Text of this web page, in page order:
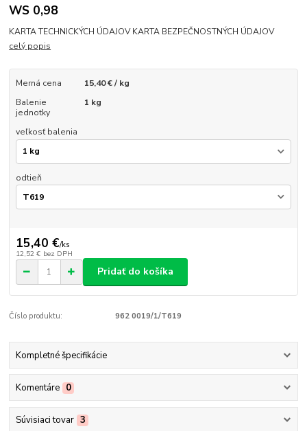
WS 0,98
KARTA TECHNICKÝCH ÚDAJOV KARTA BEZPEČNOSTNÝCH ÚDAJOV
celý popis
Merná cena
15,40 € / kg
Balenie
jednotky
1 kg
veľkosť balenia
odtieň
15,40 €/ks
12,52 € bez DPH
Pridať do košíka
Číslo produktu: 962 0019/1/T619
Kompletné špecifikácie
Komentáre 0
Súvisiaci tovar 3